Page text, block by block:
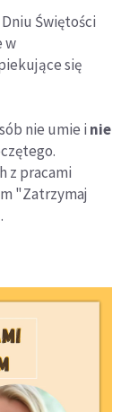
Świętości
w
się
nie umie i nie
z pracami
"Zatrzymaj